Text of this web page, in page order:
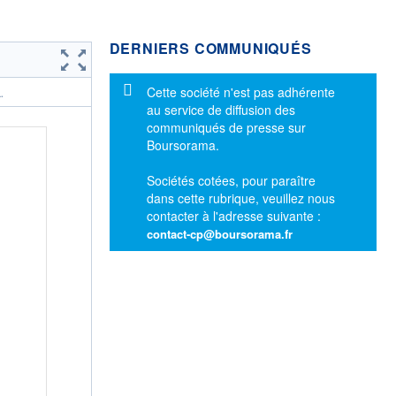
DERNIERS COMMUNIQUÉS
Message d'information
Cette société n'est pas adhérente
au service de diffusion des
communiqués de presse sur
Boursorama.
Sociétés cotées, pour paraître
dans cette rubrique, veuillez nous
contacter à l'adresse suivante :
contact-cp@boursorama.fr